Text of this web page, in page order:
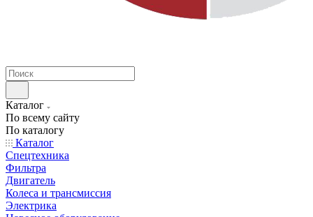
Каталог
По всему сайту
По каталогу
Каталог
Спецтехника
Фильтра
Двигатель
Колеса и трансмиссия
Электрика